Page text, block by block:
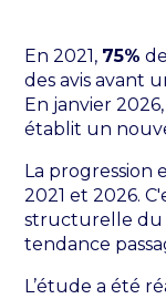
En 2021, 75%
des avis avant
En janvier
établit un
La progression
2021 et 2026.
structurelle du
tendance
L’étude a été